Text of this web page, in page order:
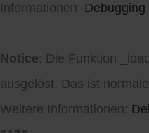
Informationen:
Notice: Die Funktion
ausgelöst. Das ist
Weitere Informationen: